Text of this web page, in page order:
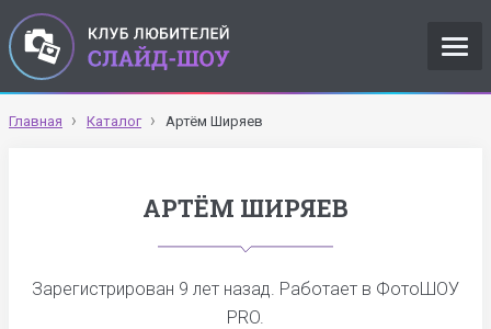
Главная Каталог Артём Ширяев
АРТЁМ ШИРЯЕВ
Зарегистрирован 9 лет назад. Работает в ФотоШОУ
PRO.